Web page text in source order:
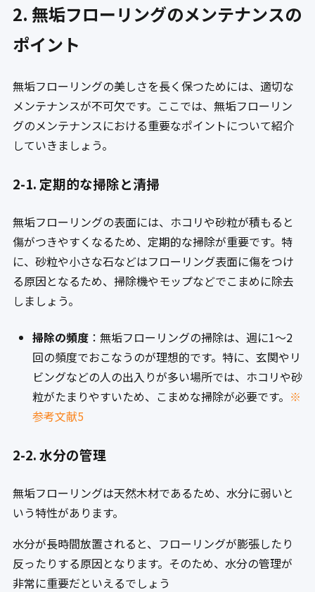
2. 無垢フローリングのメンテナンスの
ポイント
無垢フローリングの美しさを長く保つためには、適切な
メンテナンスが不可欠です。ここでは、無垢フローリン
グのメンテナンスにおける重要なポイントについて紹介
していきましょう。
2-1. 定期的な掃除と清掃
無垢フローリングの表面には、ホコリや砂粒が積もると
傷がつきやすくなるため、定期的な掃除が重要です。特
に、砂粒や小さな石などはフローリング表面に傷をつけ
る原因となるため、掃除機やモップなどでこまめに除去
しましょう。
掃除の頻度：無垢フローリングの掃除は、週に1〜2
回の頻度でおこなうのが理想的です。特に、玄関やリ
ビングなどの人の出入りが多い場所では、ホコリや砂
粒がたまりやすいため、こまめな掃除が必要です。 ※
参考文献5
2-2. 水分の管理
無垢フローリングは天然木材であるため、水分に弱いと
いう特性があります。
水分が長時間放置されると、フローリングが膨張したり
反ったりする原因となります。そのため、水分の管理が
非常に重要だといえるでしょう